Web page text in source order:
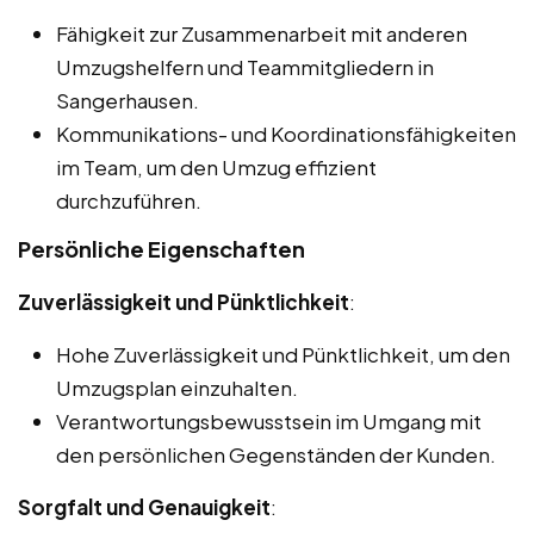
Fähigkeit zur Zusammenarbeit mit anderen
Umzugshelfern und Teammitgliedern in
Sangerhausen.
Kommunikations- und Koordinationsfähigkeiten
im Team, um den Umzug effizient
durchzuführen.
Persönliche Eigenschaften
Zuverlässigkeit und Pünktlichkeit:
Hohe Zuverlässigkeit und Pünktlichkeit, um den
Umzugsplan einzuhalten.
Verantwortungsbewusstsein im Umgang mit
den persönlichen Gegenständen der Kunden.
Sorgfalt und Genauigkeit: